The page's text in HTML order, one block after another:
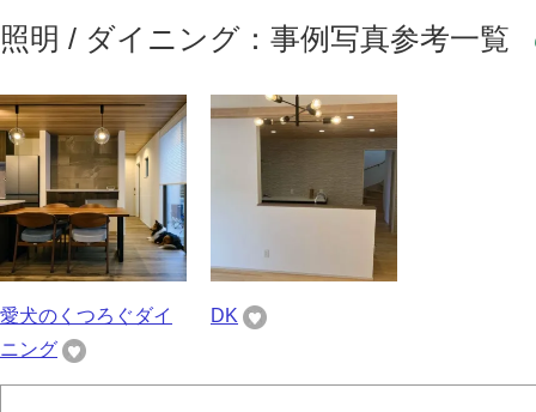
照明 / ダイニング：事例写真参考一覧
愛犬のくつろぐダイ
ニング
DK